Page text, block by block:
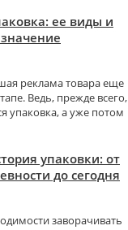
ее виды и
реклама товара еще
Ведь, прежде всего,
упаковка, а уже потом
упаковки: от
до сегодня
заворачивать